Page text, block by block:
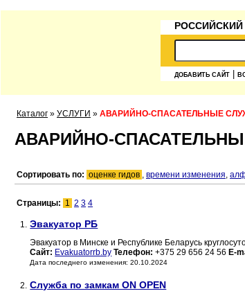
РОССИЙСКИЙ
ДОБАВИТЬ САЙТ
Каталог » УСЛУГИ » АВАРИЙНО-СПАСАТЕЛЬНЫЕ
АВАРИЙНО-
Сортировать по: оценке гидов , времени изменения,
Страницы: 1 2 3 4
1. Эвакуатор РБ
Эвакуатор в Минске и Республике Беларусь
Сайт: Evakuatorrb.by Телефон: +375 29 656 24 56 E-
Дата последнего изменения: 20.10.2024
2. Служба по замкам ON OPEN